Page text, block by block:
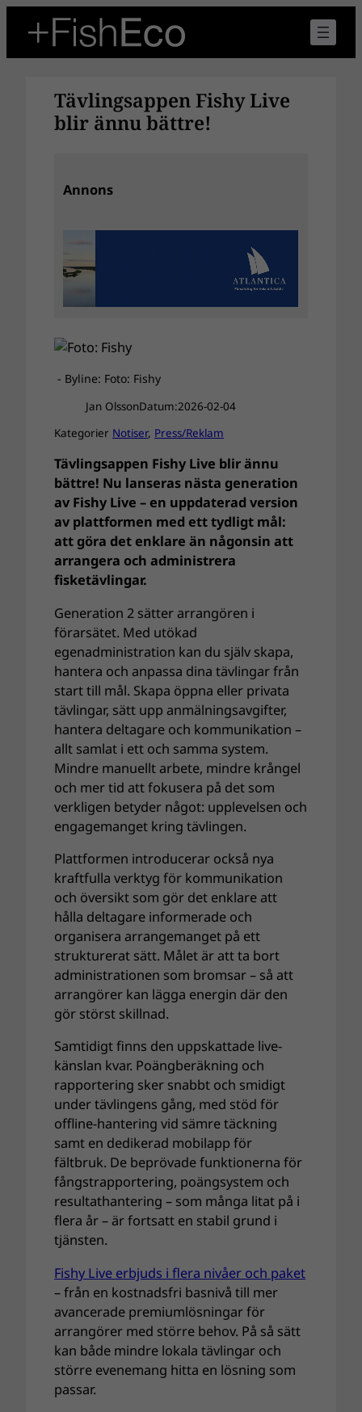
innehåll
Tävlingsappen Fishy Live
blir ännu bättre!
Annons
- Byline: Foto: Fishy
Jan OlssonDatum:2026-02-04
Kategorier Notiser, Press/Reklam
Tävlingsappen Fishy Live blir ännu
bättre! Nu lanseras nästa generation
av Fishy Live – en uppdaterad version
av plattformen med ett tydligt mål:
att göra det enklare än någonsin att
arrangera och administrera
fisketävlingar.
Generation 2 sätter arrangören i
förarsätet. Med utökad
egenadministration kan du själv skapa,
hantera och anpassa dina tävlingar från
start till mål. Skapa öppna eller privata
tävlingar, sätt upp anmälningsavgifter,
hantera deltagare och kommunikation –
allt samlat i ett och samma system.
Mindre manuellt arbete, mindre krångel
och mer tid att fokusera på det som
verkligen betyder något: upplevelsen och
engagemanget kring tävlingen.
Plattformen introducerar också nya
kraftfulla verktyg för kommunikation
och översikt som gör det enklare att
hålla deltagare informerade och
organisera arrangemanget på ett
strukturerat sätt. Målet är att ta bort
administrationen som bromsar – så att
arrangörer kan lägga energin där den
gör störst skillnad.
Samtidigt finns den uppskattade live-
känslan kvar. Poängberäkning och
rapportering sker snabbt och smidigt
under tävlingens gång, med stöd för
offline-hantering vid sämre täckning
samt en dedikerad mobilapp för
fältbruk. De beprövade funktionerna för
fångstrapportering, poängsystem och
resultathantering – som många litat på i
flera år – är fortsatt en stabil grund i
tjänsten.
Fishy Live erbjuds i flera nivåer och paket
– från en kostnadsfri basnivå till mer
avancerade premiumlösningar för
arrangörer med större behov. På så sätt
kan både mindre lokala tävlingar och
större evenemang hitta en lösning som
passar.